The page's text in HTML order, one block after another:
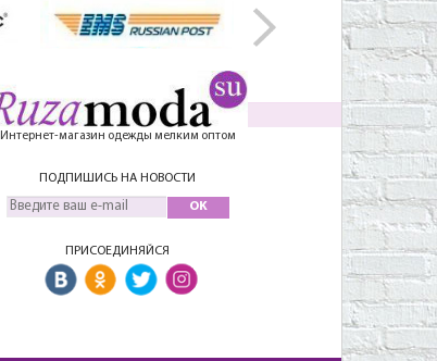
Интернет-магазин одежды мелким оптом
ПОДПИШИСЬ НА НОВОСТИ
OK
ПРИСОЕДИНЯЙСЯ